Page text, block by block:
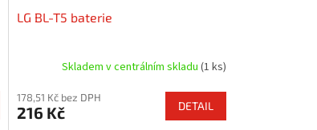
LG BL-T5 baterie
Skladem v centrálním skladu (1 ks)
178,51 Kč bez DPH
216 Kč DETAIL